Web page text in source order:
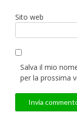
Sito web
Salva il mio
per la prossima